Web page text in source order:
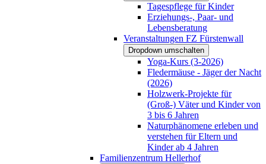
Tagespflege für Kinder
Erziehungs-, Paar- und
Lebensberatung
Veranstaltungen FZ Fürstenwall
Dropdown umschalten
Yoga-Kurs (3-2026)
Fledermäuse - Jäger der Nacht
(2026)
Holzwerk-Projekte für
(Groß-) Väter und Kinder von
3 bis 6 Jahren
Naturphänomene erleben und
verstehen für Eltern und
Kinder ab 4 Jahren
Familienzentrum Hellerhof